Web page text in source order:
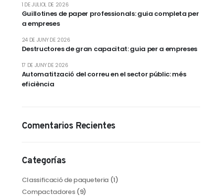
Guillotines de paper professionals: guia completa per
a empreses
1 DE JULIOL DE 2026
Destructores de gran capacitat: guia per a empreses
24 DE JUNY DE 2026
Automatització del correu en el sector públic: més
eficiència
17 DE JUNY DE 2026
Comentarios Recientes
Categorías
Classificació de paqueteria(1)
Compactadores(9)